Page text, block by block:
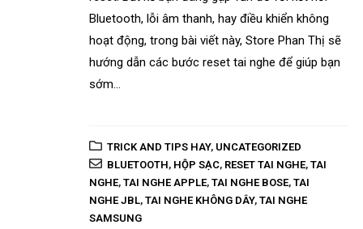
Bluetooth, lỗi âm thanh, hay điều khiển không
hoạt động, trong bài viết này, Store Phan Thị sẽ
hướng dẫn các bước reset tai nghe để giúp bạn
sớm...
TRICK AND TIPS HAY, UNCATEGORIZED
BLUETOOTH, HỘP SẠC, RESET TAI NGHE, TAI
NGHE, TAI NGHE APPLE, TAI NGHE BOSE, TAI
NGHE JBL, TAI NGHE KHÔNG DÂY, TAI NGHE
SAMSUNG